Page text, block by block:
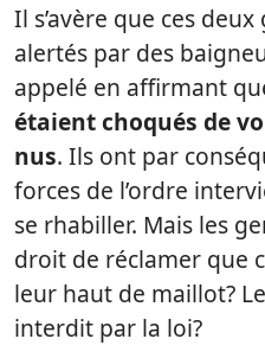
Il s’avère que ces
alertés par des
appelé en affirmant
étaient choqués de
nus. Ils ont par
forces de l’ordre
se rhabiller. Mais les
droit de réclamer que
leur haut de maillot?
interdit par la loi?